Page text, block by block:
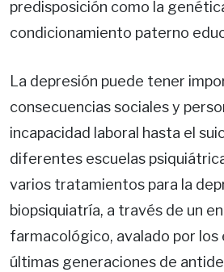
predisposición como la
condicionamiento paterno
La depresión puede tener
consecuencias sociales y
incapacidad laboral hasta el
diferentes escuelas
varios tratamientos para la
biopsiquiatría, a través de un
farmacológico, avalado por los
últimas generaciones de